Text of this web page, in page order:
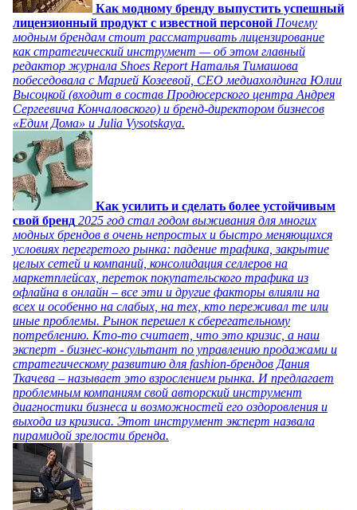
Как модному бренду выпустить успешный
лицензионный продукт с известной персоной Почему
модным брендам стоит рассматривать лицензирование
как стратегический инструмент — об этом главный
редактор журнала Shoes Report Наталья Тимашова
побеседовала с Марией Козеевой, СЕО медиахолдинга Юлии
Высоцкой (входит в состав Продюсерского центра Андрея
Сергеевича Кончаловского) и бренд-директором бизнесов
«Едим Дома» и Julia Vysotskaya.
Как усилить и сделать более устойчивым
свой бренд 2025 год стал годом выживания для многих
модных брендов в очень непростых и быстро меняющихся
условиях перегретого рынка: падение трафика, закрытие
целых сетей и компаний, консолидация селлеров на
маркетплейсах, переток покупательского трафика из
офлайна в онлайн – все эти и другие факторы влияли на
всех и особенно на слабых, на тех, кто переживал те или
иные проблемы. Рынок перешел к сберегательному
потреблению. Кто-то считает, что это кризис, а наш
эксперт - бизнес-консультант по управлению продажами и
стратегическому развитию для fashion-брендов Дания
Ткачева – называет это взрослением рынка. И предлагает
проблемным компаниям свой авторский инструмент
диагностики бизнеса и возможностей его оздоровления и
выхода из кризиса. Этот инструмент эксперт назвала
пирамидой зрелости бренда.